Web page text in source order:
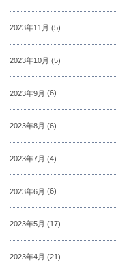
2023年11月 (5)
2023年10月 (5)
2023年9月 (6)
2023年8月 (6)
2023年7月 (4)
2023年6月 (6)
2023年5月 (17)
2023年4月 (21)